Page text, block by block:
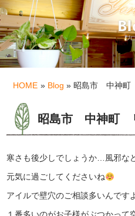
HOME » Blog » 昭島市 中神町
昭島市 中神町
寒さも後少しでしょうか…風邪な
元気に過ごしてくださいね
アイルで壁穴のご相談多いんです